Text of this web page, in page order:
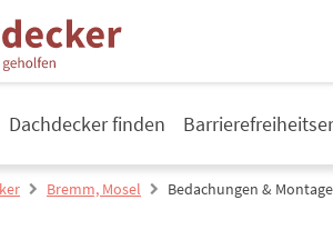
Dachdecker finden
Bremm, Mosel Bedachungen &